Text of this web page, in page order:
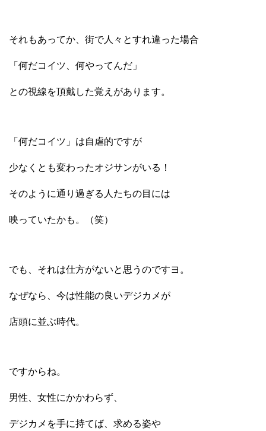
それもあってか、街で人々とすれ違った場合
「何だコイツ、何やってんだ」
との視線を頂戴した覚えがあります。
「何だコイツ」は自虐的ですが
少なくとも変わったオジサンがいる！
そのように通り過ぎる人たちの目には
映っていたかも。（笑）
でも、それは仕方がないと思うのですヨ。
なぜなら、今は性能の良いデジカメが
店頭に並ぶ時代。
ですからね。
男性、女性にかかわらず、
デジカメを手に持てば、求める姿や